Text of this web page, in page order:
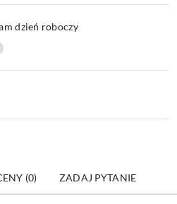
Wyślij
dzień roboczy
(0) ZADAJ PYTANIE